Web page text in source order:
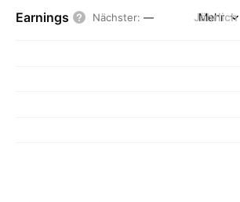
Earnings Nächster: — Jährlich
Mehr